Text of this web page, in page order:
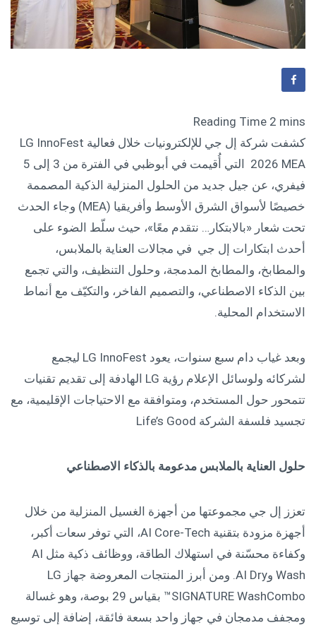
كشفت شركة إل جي للإلكترونيات خلال فعالية LG InnoFest
2026 MEA التي أُقيمت في أبوظبي في الفترة من 3 إلى 5
فيفري، عن جيل جديد من الحلول المنزلية الذكية المصممة
خصيصًا لأسواق الشرق الأوسط وأفريقيا (MEA) وجاء الحدث
تحت شعار «بالابتكار… نتقدم معًا»، حيث سلّط الضوء على
أحدث ابتكارات إل جي في مجالات العناية بالملابس،
والمطابخ، والمطابخ المدمجة، وحلول التنظيف، والتي تجمع
بين الذكاء الاصطناعي، والتصميم الفاخر، والتكيّف مع أنماط
الاستخدام المحلية.
وبعد غياب دام سبع سنوات، يعود LG InnoFest ليجمع
لشركائه ولوسائل الإعلام رؤية LG الهادفة إلى تقديم تقنيات
تتمحور حول المستخدم، ومتوافقة مع الاحتياجات الإقليمية، مع
تجسيد فلسفة الشركة Life’s Good
حلول العناية بالملابس مدعومة بالذكاء الاصطناعي
تعزز إل جي مجموعتها من أجهزة الغسيل المنزلية من خلال
أجهزة مزودة بتقنية AI Core-Tech، التي توفر سعات أكبر،
وكفاءة محسّنة في استهلاك الطاقة، ووظائف ذكية مثل AI
Wash وAI Dry. ومن أبرز المنتجات المعروضة جهاز LG
SIGNATURE WashCombo™ بقياس 29 بوصة، وهو غسالة
ومجفف مدمجان في جهاز واحد بسعة فائقة، إضافة إلى توسيع